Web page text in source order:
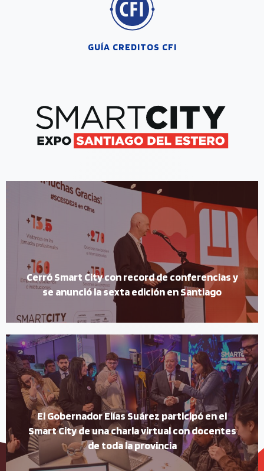
GUÍA CREDITOS CFI
Cerró Smart City con record de conferencias y
se anunció la sexta edición en Santiago
El Gobernador Elías Suárez participó en el
Smart City de una charla virtual con docentes
de toda la provincia